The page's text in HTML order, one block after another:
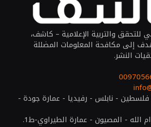
للتحقق والتربية الإعلامية – كاشف،
إلى مكافحة المعلومات المضللة
النشر.
- نابلس - رفيديا - عمارة جودة -
الله - المصيون - عمارة الطيراوي-ط1.